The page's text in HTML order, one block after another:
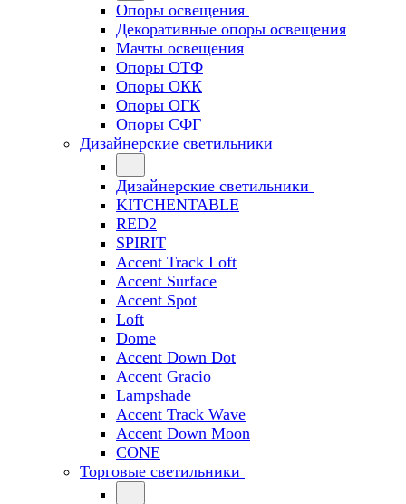
Опоры освещения
Декоративные опоры освещения
Мачты освещения
Опоры ОТФ
Опоры ОКК
Опоры ОГК
Опоры СФГ
Дизайнерские светильники
Дизайнерские светильники
KITCHENTABLE
RED2
SPIRIT
Accent Track Loft
Accent Surface
Accent Spot
Loft
Dome
Accent Down Dot
Accent Gracio
Lampshade
Accent Track Wave
Accent Down Moon
CONE
Торговые светильники